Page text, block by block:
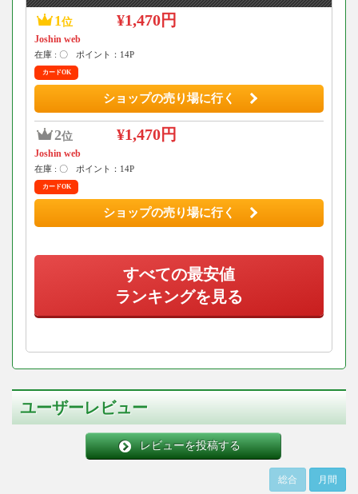
1 位 ¥1,470円
Joshin web
在庫 : 〇 ポイント：14P
カードOK
ショップの売り場に行く
2位 ¥1,470円
Joshin web
在庫 : 〇 ポイント：14P
カードOK
ショップの売り場に行く
すべての最安値
ランキングを見る
ユーザーレビュー
レビューを投稿する
総合 月間